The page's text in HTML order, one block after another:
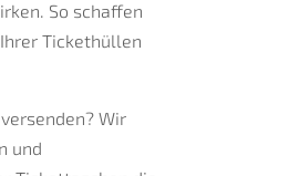
So schaffen
Tickethüllen
Wir
und